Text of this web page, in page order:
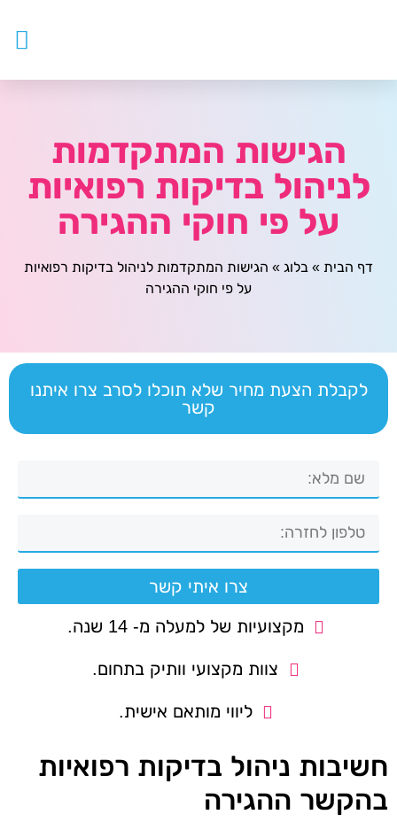
הגישות המתקדמות
לניהול בדיקות רפואיות
על פי חוקי ההגירה
דף הבית » בלוג » הגישות המתקדמות לניהול בדיקות רפואיות
על פי חוקי ההגירה
לקבלת הצעת מחיר שלא תוכלו לסרב צרו איתנו
קשר
צרו איתי קשר
מקצועיות של למעלה מ- 14 שנה.
צוות מקצועי וותיק בתחום.
ליווי מותאם אישית.
חשיבות ניהול בדיקות רפואיות
בהקשר ההגירה